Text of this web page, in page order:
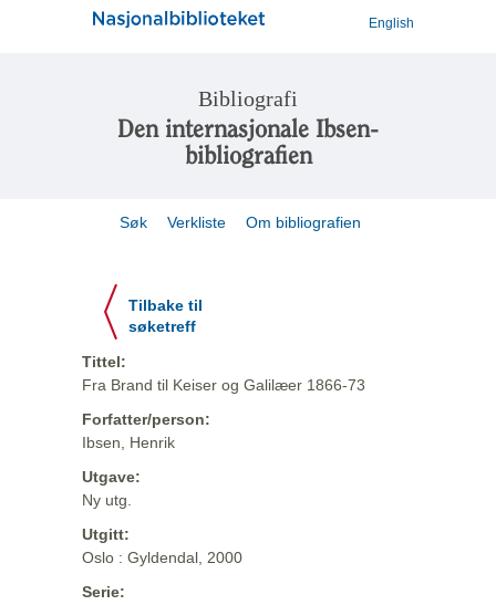
English
Bibliografi
Den internasjonale Ibsen-
bibliografien
Søk Verkliste Om bibliografien
Tilbake til
søketreff
Tittel:
Fra Brand til Keiser og Galilæer 1866-73
Forfatter/person:
Ibsen, Henrik
Utgave:
Ny utg.
Utgitt:
Oslo : Gyldendal, 2000
Serie: